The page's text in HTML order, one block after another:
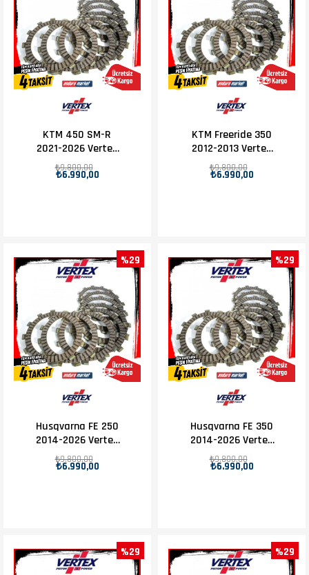
KTM 450 SM-R
2021-2026 Vertex
Debriyaj Balatası
Set
₺6.990,00
₺9.800,00
KTM Freeride 350
2012-2013 Vertex
Debriyaj Balatası
Set
₺6.990,00
₺9.800,00
Husqvarna FE 250
2014-2026 Vertex
Debriyaj Balatası
Set
₺6.990,00
₺9.800,00
%29
Husqvarna FE 350
2014-2026 Vertex
Debriyaj Balatası
Set
₺6.990,00
₺9.800,00
%29
%29 %29